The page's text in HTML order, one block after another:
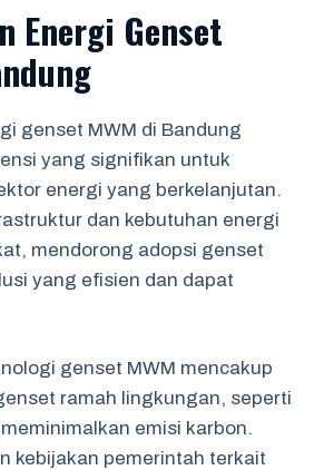
Energi Genset
genset MWM di Bandung
yang signifikan untuk
energi yang berkelanjutan.
dan kebutuhan energi
mendorong adopsi genset
yang efisien dan dapat
genset MWM mencakup
ramah lingkungan, seperti
emisi karbon.
kebijakan pemerintah terkait